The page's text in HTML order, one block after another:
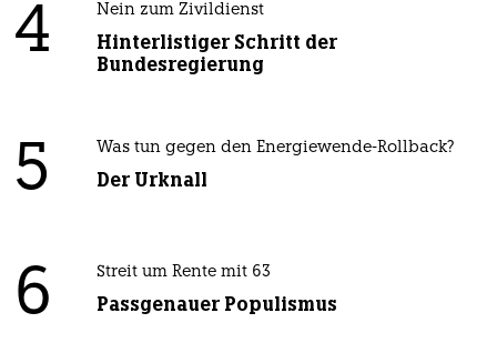
4 Nein zum Zivildienst
Hinterlistiger Schritt der
Bundesregierung
5 Was tun gegen den Energiewende-Rollback?
Der Urknall
6 Streit um Rente mit 63
Passgenauer Populismus